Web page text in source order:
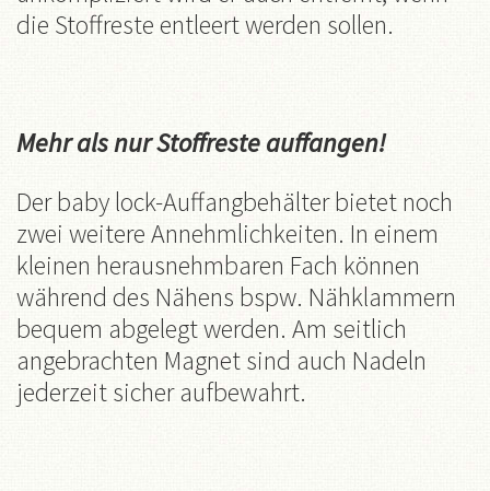
die Stoffreste entleert werden sollen.
Mehr als nur Stoffreste auffangen!
Der baby lock-Auffangbehälter bietet noch
zwei weitere Annehmlichkeiten. In einem
kleinen herausnehmbaren Fach können
während des Nähens bspw. Nähklammern
bequem abgelegt werden. Am seitlich
angebrachten Magnet sind auch Nadeln
jederzeit sicher aufbewahrt.